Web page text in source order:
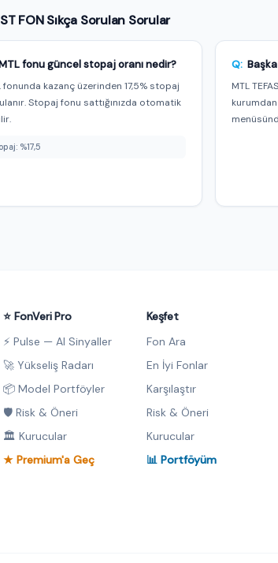
FON Sıkça Sorulan Sorular
fonu güncel stopaj oranı nedir?
fonunda kazanç üzerinden 17,5% stopaj
Stopaj fonu sattığınızda otomatik
%17,5
Q:
MTL
kurumdan
⭐ FonVeri Pro
⚡ Pulse — AI Sinyaller
🚀 Yükseliş Radarı
📦 Model Portföyler
🛡️ Risk & Öneri
🏛️ Kurucular
★ Premium'a Geç
Keşfet
Fon Ara
En İyi Fonlar
Karşılaştır
Risk & Öneri
Kurucular
📊 Portföyüm